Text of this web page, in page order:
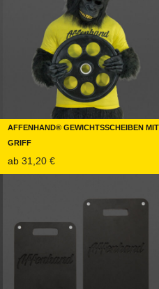
€
39,20 €.
Affenhand® Gewichtsscheiben mit
Griff
ab 31,20 €